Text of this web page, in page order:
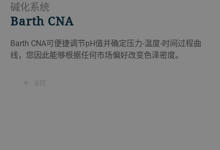
碱化系统
Barth CNA
Barth CNA可便捷调节pH值并确定压力-温度-时间过程曲
线，您因此能够根据任何市场偏好改变色泽密度。
返回